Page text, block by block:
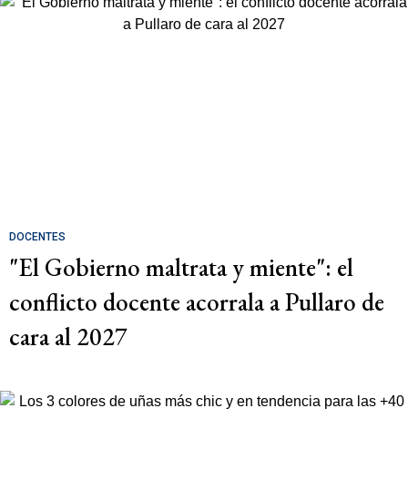
DOCENTES
"El Gobierno maltrata y miente": el
conflicto docente acorrala a Pullaro de
cara al 2027